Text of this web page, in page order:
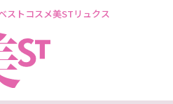
ストコスメ美STリュクス